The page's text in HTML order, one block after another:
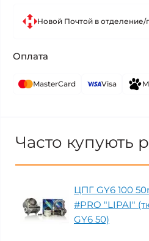
Новой Почтой в отделение/
Оплата
MasterCard Visa
Часто купують
ЦПГ GY6 100
#PRO "LIPAI"
GY6 50)